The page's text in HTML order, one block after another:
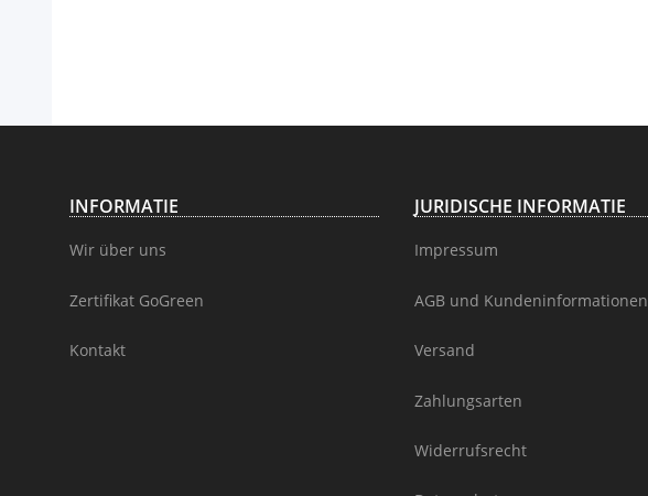
INFORMATIE
Wir über uns
Zertifikat GoGreen
Kontakt
JURIDISCHE INFORMATIE
Impressum
AGB und Kundeninformationen
Versand
Zahlungsarten
Widerrufsrecht